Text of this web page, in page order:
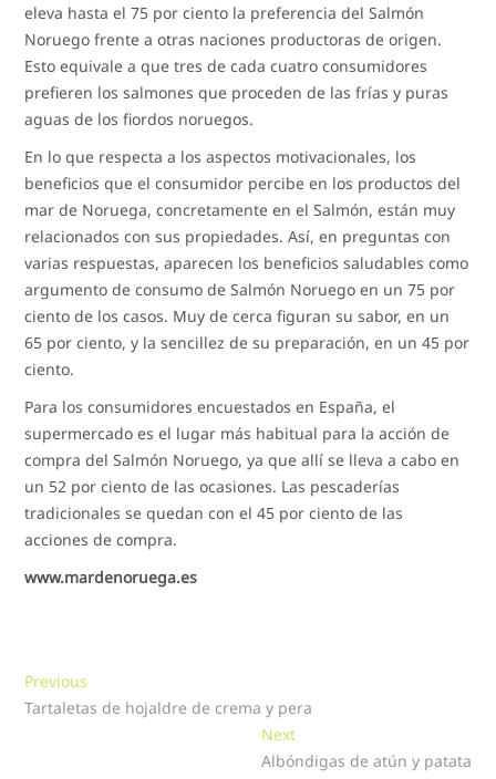
eleva hasta el 75 por ciento la preferencia del Salmón
Noruego frente a otras naciones productoras de origen.
Esto equivale a que tres de cada cuatro consumidores
prefieren los salmones que proceden de las frías y puras
aguas de los fiordos noruegos.
En lo que respecta a los aspectos motivacionales, los
beneficios que el consumidor percibe en los productos del
mar de Noruega, concretamente en el Salmón, están muy
relacionados con sus propiedades. Así, en preguntas con
varias respuestas, aparecen los beneficios saludables como
argumento de consumo de Salmón Noruego en un 75 por
ciento de los casos. Muy de cerca figuran su sabor, en un
65 por ciento, y la sencillez de su preparación, en un 45 por
ciento.
Para los consumidores encuestados en España, el
supermercado es el lugar más habitual para la acción de
compra del Salmón Noruego, ya que allí se lleva a cabo en
un 52 por ciento de las ocasiones. Las pescaderías
tradicionales se quedan con el 45 por ciento de las
acciones de compra.
www.mardenoruega.es
Navegación
de
Previous
post:
Tartaletas de hojaldre de crema y pera
NextNext
post:
Albóndigas de atún y patata